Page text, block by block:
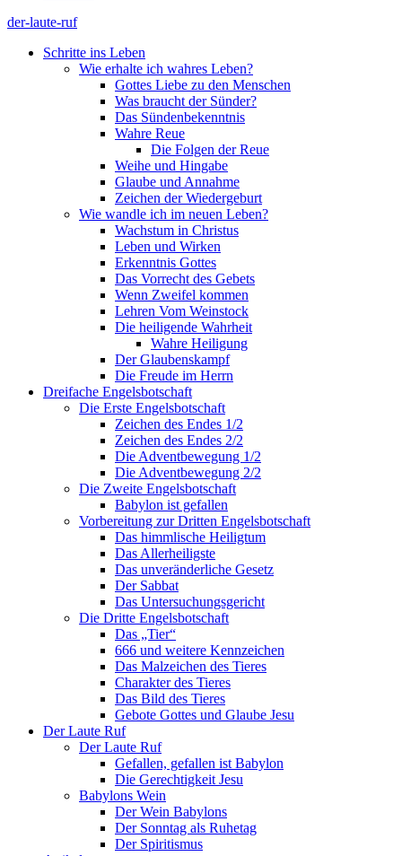
der-laute-ruf
Schritte ins Leben
Wie erhalte ich wahres Leben?
Gottes Liebe zu den Menschen
Was braucht der Sünder?
Das Sündenbekenntnis
Wahre Reue
Die Folgen der Reue
Weihe und Hingabe
Glaube und Annahme
Zeichen der Wiedergeburt
Wie wandle ich im neuen Leben?
Wachstum in Christus
Leben und Wirken
Erkenntnis Gottes
Das Vorrecht des Gebets
Wenn Zweifel kommen
Lehren Vom Weinstock
Die heiligende Wahrheit
Wahre Heiligung
Der Glaubenskampf
Die Freude im Herrn
Dreifache Engelsbotschaft
Die Erste Engelsbotschaft
Zeichen des Endes 1/2
Zeichen des Endes 2/2
Die Adventbewegung 1/2
Die Adventbewegung 2/2
Die Zweite Engelsbotschaft
Babylon ist gefallen
Vorbereitung zur Dritten Engelsbotschaft
Das himmlische Heiligtum
Das Allerheiligste
Das unveränderliche Gesetz
Der Sabbat
Das Untersuchungsgericht
Die Dritte Engelsbotschaft
Das „Tier“
666 und weitere Kennzeichen
Das Malzeichen des Tieres
Charakter des Tieres
Das Bild des Tieres
Gebote Gottes und Glaube Jesu
Der Laute Ruf
Der Laute Ruf
Gefallen, gefallen ist Babylon
Die Gerechtigkeit Jesu
Babylons Wein
Der Wein Babylons
Der Sonntag als Ruhetag
Der Spiritismus